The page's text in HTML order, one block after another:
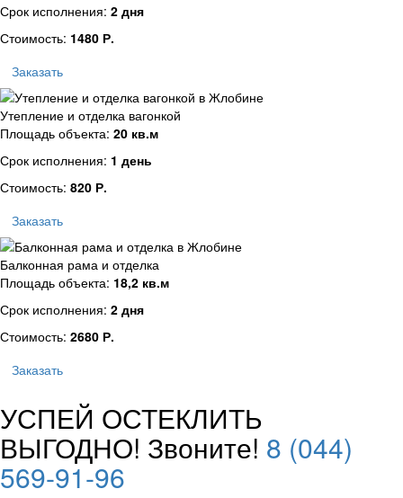
Срок исполнения: 2 дня
Стоимость: 1480 Р.
Заказать
Утепление и отделка вагонкой
Площадь объекта: 20 кв.м
Срок исполнения: 1 день
Стоимость: 820 Р.
Заказать
Балконная рама и отделка
Площадь объекта: 18,2 кв.м
Срок исполнения: 2 дня
Стоимость: 2680 Р.
Заказать
УСПЕЙ ОСТЕКЛИТЬ
ВЫГОДНО! Звоните! 8 (044)
569-91-96